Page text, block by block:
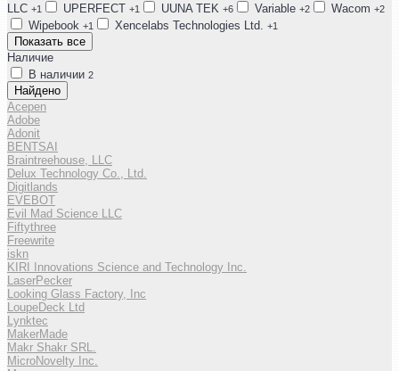
LLC +1 UPERFECT +1 UUNA TEK +6 Variable +2 Wacom +2
Wipebook +1 Xencelabs Technologies Ltd. +1
Показать все
Наличие
В наличии 2
Найдено
Acepen
Adobe
Adonit
BENTSAI
Braintreehouse, LLC
Delux Technology Co., Ltd.
Digitlands
EVEBOT
Evil Mad Science LLC
Fiftythree
Freewrite
iskn
KIRI Innovations Science and Technology Inc.
LaserPecker
Looking Glass Factory, Inc
LoupeDeck Ltd
Lynktec
MakerMade
Makr Shakr SRL.
MicroNovelty Inc.